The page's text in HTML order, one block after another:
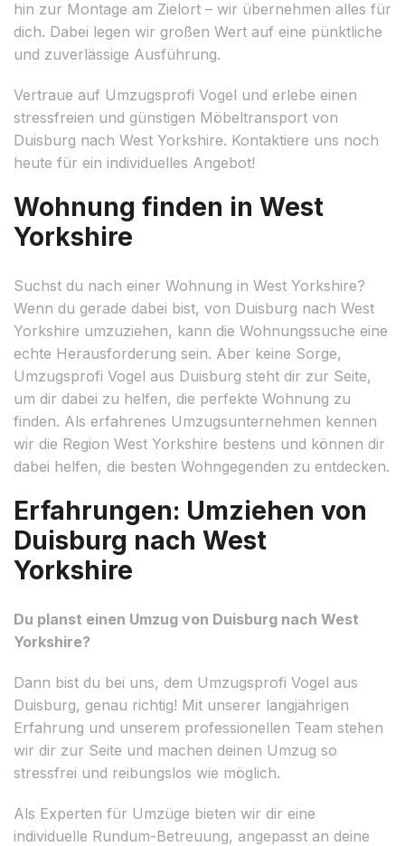
hin zur Montage am Zielort – wir übernehmen alles für
dich. Dabei legen wir großen Wert auf eine pünktliche
und zuverlässige Ausführung.
Vertraue auf Umzugsprofi Vogel und erlebe einen
stressfreien und günstigen Möbeltransport von
Duisburg nach West Yorkshire. Kontaktiere uns noch
heute für ein individuelles Angebot!
Wohnung finden in West
Yorkshire
Suchst du nach einer Wohnung in West Yorkshire?
Wenn du gerade dabei bist, von Duisburg nach West
Yorkshire umzuziehen, kann die Wohnungssuche eine
echte Herausforderung sein. Aber keine Sorge,
Umzugsprofi Vogel aus Duisburg steht dir zur Seite,
um dir dabei zu helfen, die perfekte Wohnung zu
finden. Als erfahrenes Umzugsunternehmen kennen
wir die Region West Yorkshire bestens und können dir
dabei helfen, die besten Wohngegenden zu entdecken.
Erfahrungen: Umziehen von
Duisburg nach West
Yorkshire
Du planst einen Umzug von Duisburg nach West
Yorkshire?
Dann bist du bei uns, dem Umzugsprofi Vogel aus
Duisburg, genau richtig! Mit unserer langjährigen
Erfahrung und unserem professionellen Team stehen
wir dir zur Seite und machen deinen Umzug so
stressfrei und reibungslos wie möglich.
Als Experten für Umzüge bieten wir dir eine
individuelle Rundum-Betreuung, angepasst an deine